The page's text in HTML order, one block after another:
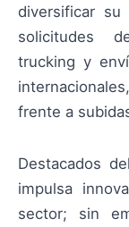
diversificar
solicitudes
trucking y
frente a
Destacados
impulsa
sector; sin